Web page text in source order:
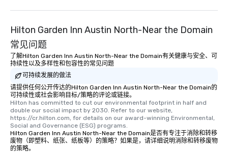
Hilton Garden Inn Austin North-Near the Domain
常见问题
了解Hilton Garden Inn Austin North-Near the Domain有关健康与安全、可
持续性以及多样性和包容性的常见问题
可持续发展的做法
请提供任何公开传达的Hilton Garden Inn Austin North-Near the Domain的
可持续性或社会影响目标/策略的评论或链接。
Hilton has committed to cut our environmental footprint in half and
double our social impact by 2030. Refer to our website,
https://cr.hilton.com, for details on our award-winning Environmental,
Social and Governance (ESG) programs.
Hilton Garden Inn Austin North-Near the Domain是否有专注于消除和转移
废物（即塑料、纸张、纸板等）的策略？如果是，请详细说明消除和转移废物
的策略。